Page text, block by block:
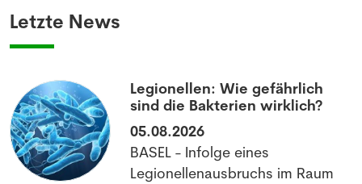
Letzte News
Legionellen: Wie gefährlich
sind die Bakterien wirklich?
05.08.2026
BASEL - Infolge eines
Legionellenausbruchs im Raum